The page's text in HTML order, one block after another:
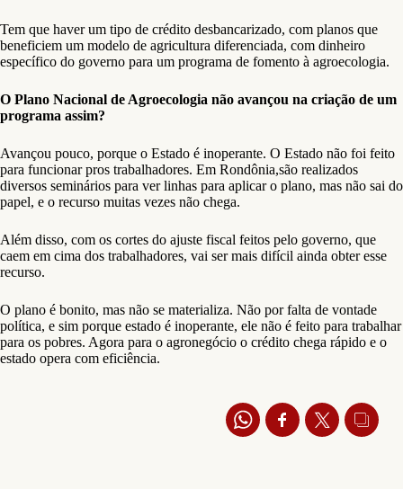
Tem que haver um tipo de crédito desbancarizado, com planos que
beneficiem um modelo de agricultura diferenciada, com dinheiro
específico do governo para um programa de fomento à agroecologia.
O Plano Nacional de Agroecologia não avançou na criação de um
programa assim?
Avançou pouco, porque o Estado é inoperante. O Estado não foi feito
para funcionar pros trabalhadores. Em Rondônia,são realizados
diversos seminários para ver linhas para aplicar o plano, mas não sai do
papel, e o recurso muitas vezes não chega.
Além disso, com os cortes do ajuste fiscal feitos pelo governo, que
caem em cima dos trabalhadores, vai ser mais difícil ainda obter esse
recurso.
O plano é bonito, mas não se materializa. Não por falta de vontade
política, e sim porque estado é inoperante, ele não é feito para trabalhar
para os pobres. Agora para o agronegócio o crédito chega rápido e o
estado opera com eficiência.